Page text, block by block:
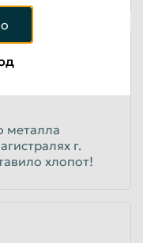
металла
г.
хлопот!